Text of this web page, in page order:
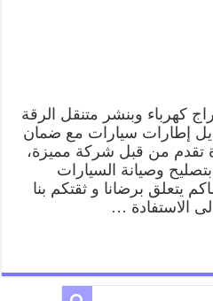
كهرباء وبنشر متنقل الرقة
إطارات سيارات مع ضمان
تقدم من قبل شركة مميزة،
وصيانة السيارات
يتعلق برضانا و ثقتكم بنا
الاستفادة …